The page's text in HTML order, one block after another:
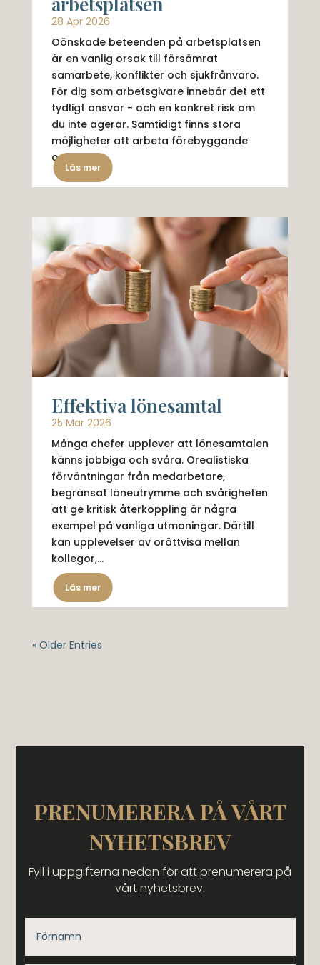
28 Apr 2026
Oönskade beteenden på arbetsplatsen
är en vanlig orsak till försämrat
samarbete, konflikter och sjukfrånvaro.
För dig som arbetsgivare innebär det ett
tydligt ansvar - och en konkret risk om
du inte agerar. Samtidigt finns stora
möjligheter att arbeta förebyggande
och...
Läs mer
Effektiva lönesamtal
25 Mar 2026
Många chefer upplever att lönesamtalen
känns jobbiga och svåra. Orealistiska
förväntningar från medarbetare,
begränsat löneutrymme och svårigheten
att ge kritisk återkoppling är några
exempel på vanliga utmaningar. Därtill
kan upplevelser av orättvisa mellan
kollegor,...
Läs mer
« Older Entries
PRENUMERERA PÅ VÅRT
NYHETSBREV
Fyll i uppgifterna nedan för att prenumerera på
vårt nyhetsbrev.